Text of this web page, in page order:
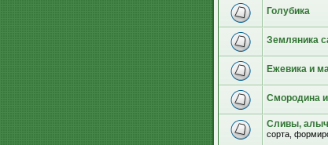
Голубика
Земляника
Ежевика и
Смородина
Сливы,
сорта,